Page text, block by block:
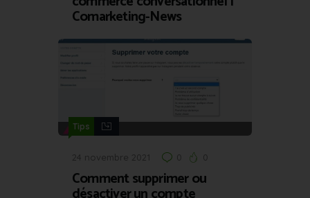
Comarketing-News
Tips
24 novembre 2021 0 0
Comment supprimer ou